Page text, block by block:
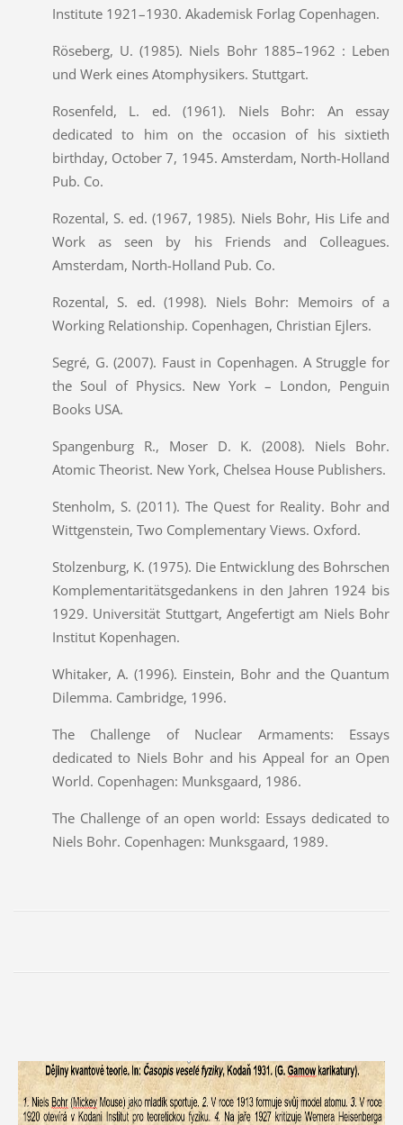
Institute 1921–1930. Akademisk Forlag Copenhagen.
Röseberg, U. (1985). Niels Bohr 1885–1962 : Leben
und Werk eines Atomphysikers. Stuttgart.
Rosenfeld, L. ed. (1961). Niels Bohr: An essay
dedicated to him on the occasion of his sixtieth
birthday, October 7, 1945. Amsterdam, North-Holland
Pub. Co.
Rozental, S. ed. (1967, 1985). Niels Bohr, His Life and
Work as seen by his Friends and Colleagues.
Amsterdam, North-Holland Pub. Co.
Rozental, S. ed. (1998). Niels Bohr: Memoirs of a
Working Relationship. Copenhagen, Christian Ejlers.
Segré, G. (2007). Faust in Copenhagen. A Struggle for
the Soul of Physics. New York – London, Penguin
Books USA.
Spangenburg R., Moser D. K. (2008). Niels Bohr.
Atomic Theorist. New York, Chelsea House Publishers.
Stenholm, S. (2011). The Quest for Reality. Bohr and
Wittgenstein, Two Complementary Views. Oxford.
Stolzenburg, K. (1975). Die Entwicklung des Bohrschen
Komplementaritätsgedankens in den Jahren 1924 bis
1929. Universität Stuttgart, Angefertigt am Niels Bohr
Institut Kopenhagen.
Whitaker, A. (1996). Einstein, Bohr and the Quantum
Dilemma. Cambridge, 1996.
The Challenge of Nuclear Armaments: Essays
dedicated to Niels Bohr and his Appeal for an Open
World. Copenhagen: Munksgaard, 1986.
The Challenge of an open world: Essays dedicated to
Niels Bohr. Copenhagen: Munksgaard, 1989.